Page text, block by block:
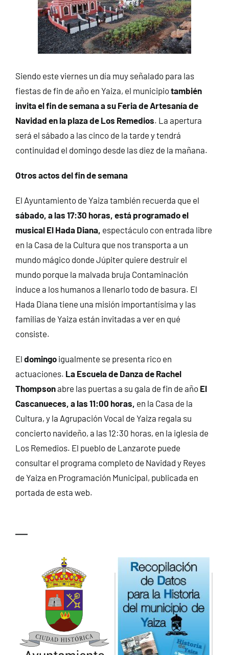
Siendo este viernes un día muy señalado para las
fiestas de fin de año en Yaiza, el municipiotambién
invita el fin de semana a su Feria de Artesanía de
Navidad en la plaza de Los Remedios. La apertura
será el sábado a las cinco de la tarde y tendrá
continuidad el domingo desde las diez de la mañana.
Otros actos del fin de semana
El Ayuntamiento de Yaiza también recuerda que el
sábado, a las 17:30 horas, está programado el
musical El Hada Diana, espectáculo con entrada libre
en la Casa de la Cultura que nos transporta a un
mundo mágico donde Júpiter quiere destruir el
mundo porque la malvada bruja Contaminación
induce a los humanos a llenarlo todo de basura. El
Hada Diana tiene una misión importantísima y las
familias de Yaiza están invitadas a ver en qué
consiste.
El domingoigualmente se presenta rico en
actuaciones. La Escuela de Danza de Rachel
Thompsonabre las puertas a su gala de fin de año El
Cascanueces, a las 11:00 horas, en la Casa de la
Cultura, y la Agrupación Vocal de Yaiza regala su
concierto navideño, a las 12:30 horas, en la iglesia de
Los Remedios. El pueblo de Lanzarote puede
consultar el programa completo de Navidad y Reyes
de Yaiza en Programación Municipal, publicada en
portada de esta web.
—